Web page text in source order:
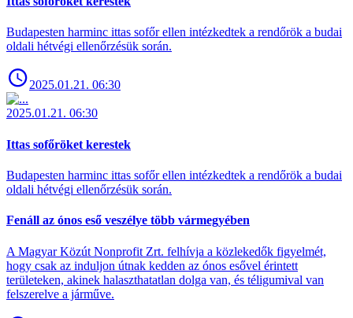
Budapesten harminc ittas sofőr ellen intézkedtek a rendőrök a budai
oldali hétvégi ellenőrzésük során.
2025.01.21. 06:30
2025.01.21. 06:30
Ittas sofőröket kerestek
Budapesten harminc ittas sofőr ellen intézkedtek a rendőrök a budai
oldali hétvégi ellenőrzésük során.
Fenáll az ónos eső veszélye több vármegyében
A Magyar Közút Nonprofit Zrt. felhívja a közlekedők figyelmét,
hogy csak az induljon útnak kedden az ónos esővel érintett
területeken, akinek halaszthatatlan dolga van, és téligumival van
felszerelve a járműve.